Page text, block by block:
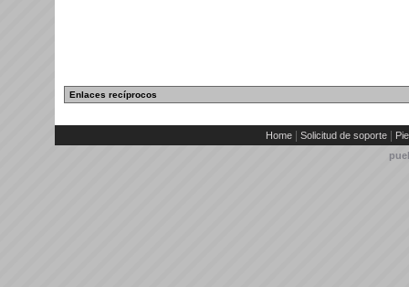
Enlaces recíprocos
Home Solicitud de soporte